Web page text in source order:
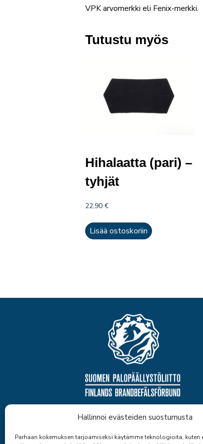
Hallinnoi evästeiden suostumusta
Parhaan kokemuksen tarjoamiseksi käytämme teknologioita, kuten
VPK arvomerkki eli Fenix-merkki.
Tutustu myös
Hihalaatta (pari) –
tyhjät
22,90 €
Lisää ostoskoriin